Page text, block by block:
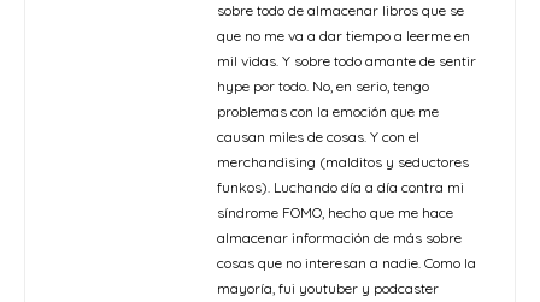
sobre todo de almacenar libros que se
que no me va a dar tiempo a leerme en
mil vidas. Y sobre todo amante de sentir
hype por todo. No, en serio, tengo
problemas con la emoción que me
causan miles de cosas. Y con el
merchandising (malditos y seductores
funkos). Luchando día a día contra mi
síndrome FOMO, hecho que me hace
almacenar información de más sobre
cosas que no interesan a nadie. Como la
mayoría, fui youtuber y podcaster